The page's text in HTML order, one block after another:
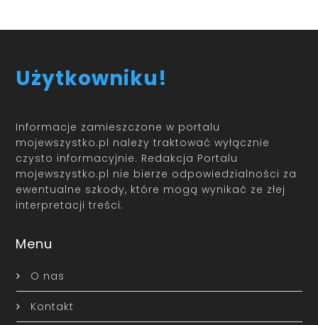
Użytkowniku!
Informacje zamieszczone w portalu
mojewszystko.pl należy traktować wyłącznie
czysto informacyjnie. Redakcja Portalu
mojewszystko.pl nie bierze odpowiedzialności za
ewentualne szkody, które mogą wynikać ze złej
interpretacji treści.
Menu
O nas
Kontakt